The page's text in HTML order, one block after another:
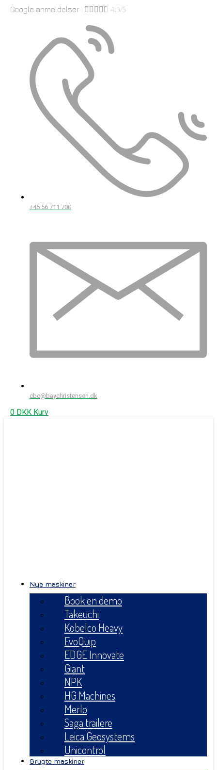
Google anmeldelser      4.5/5
+45 56 711 700
cbc@baychristensen.dk
0 DKK Kurv
Nye maskiner
Book en demo
Takeuchi
Kobelco Heavy
EvoQuip
EDGE Innovate
Giant
NPK
HG Machines
Merlo
Saga trailere
Leica Geosystems
Unicontrol
Brugte maskiner